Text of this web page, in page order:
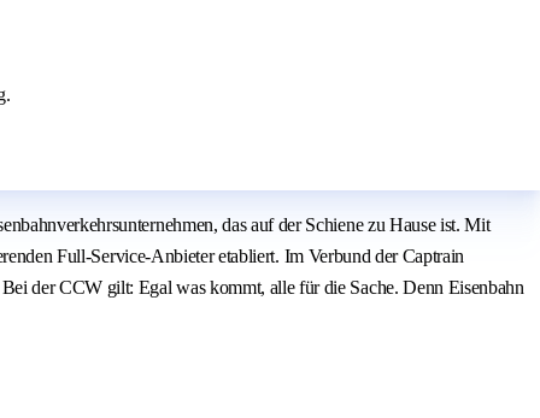
das auf der Schiene zu Hause ist. Mit
Full-Service-Anbieter etabliert. Im Verbund der Captrain
der CCW gilt: Egal was kommt, alle für die Sache. Denn Eisenbahn